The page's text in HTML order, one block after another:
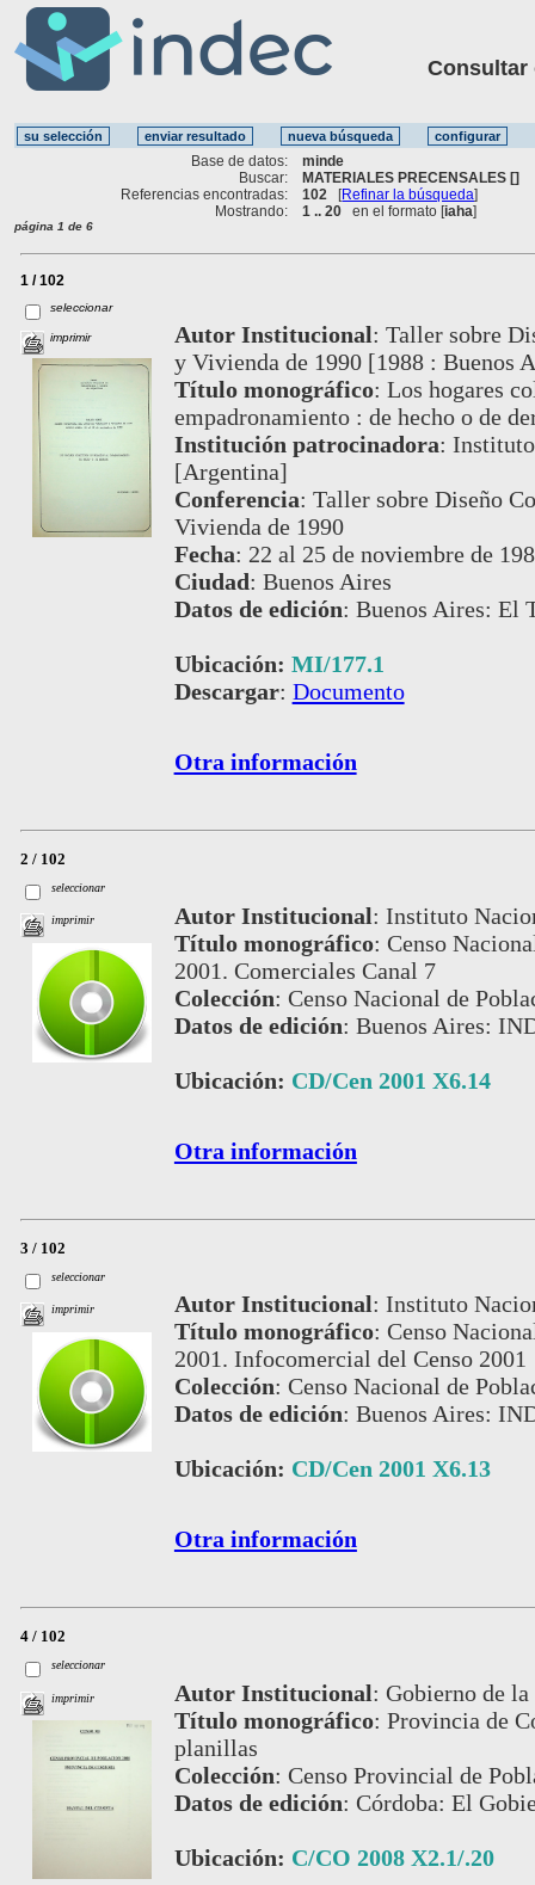
Consultar
Base de datos:
minde
Buscar:
MATERIALES PRECENSALES []
Referencias encontradas:
102 [Refinar la búsqueda]
Mostrando:
1 .. 20 en el formato [iaha]
página 1 de 6
1 / 102
seleccionar
imprimir Autor Institucional: Taller sobre
y Vivienda de 1990 [1988 : Buenos
Título monográfico: Los hogares
empadronamiento : de hecho o de
Institución patrocinadora:
[Argentina]
Conferencia: Taller sobre Diseño
Vivienda de 1990
Fecha: 22 al 25 de noviembre de
Ciudad: Buenos Aires
Datos de edición: Buenos Aires: El
Ubicación: MI/177.1
Descargar: Documento
Otra información
2 / 102
seleccionar
imprimir Autor Institucional: Instituto
Título monográfico: Censo
2001. Comerciales Canal 7
Colección: Censo Nacional de
Datos de edición: Buenos Aires:
Ubicación: CD/Cen 2001 X6.14
Otra información
3 / 102
seleccionar
imprimir Autor Institucional: Instituto
Título monográfico: Censo
2001. Infocomercial del Censo 2001
Colección: Censo Nacional de
Datos de edición: Buenos Aires:
Ubicación: CD/Cen 2001 X6.13
Otra información
4 / 102
seleccionar
imprimir Autor Institucional: Gobierno de
Título monográfico: Provincia de
planillas
Colección: Censo Provincial de
Datos de edición: Córdoba: El
Ubicación: C/CO 2008 X2.1/.20